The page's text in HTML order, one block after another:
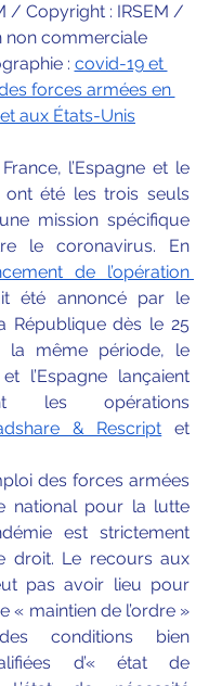
/ Copyright : IRSEM /
non commerciale
: covid-19 et
forces armées en
aux États-Unis
l’Espagne et le
ont été les trois seuls
mission spécifique
le coronavirus. En
de l’opération
été annoncé par le
République dès le 25
la même période, le
l’Espagne lançaient
les opérations
& Rescript et
des forces armées
national pour la lutte
est strictement
droit. Le recours aux
pas avoir lieu pour
« maintien de l’ordre »
conditions bien
d’« état de